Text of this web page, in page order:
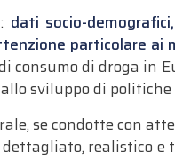
dati socio-
particolare ai
di droga in
sviluppo di politiche
se condotte con
realistico e